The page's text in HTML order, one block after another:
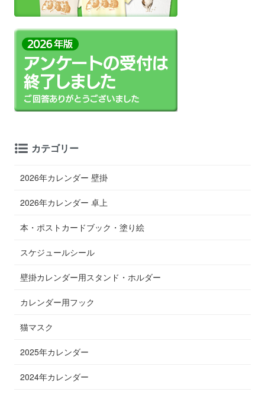
カテゴリー
2026年カレンダー 壁掛
2026年カレンダー 卓上
本・ポストカードブック・塗り絵
スケジュールシール
壁掛カレンダー用スタンド・ホルダー
カレンダー用フック
猫マスク
2025年カレンダー
2024年カレンダー